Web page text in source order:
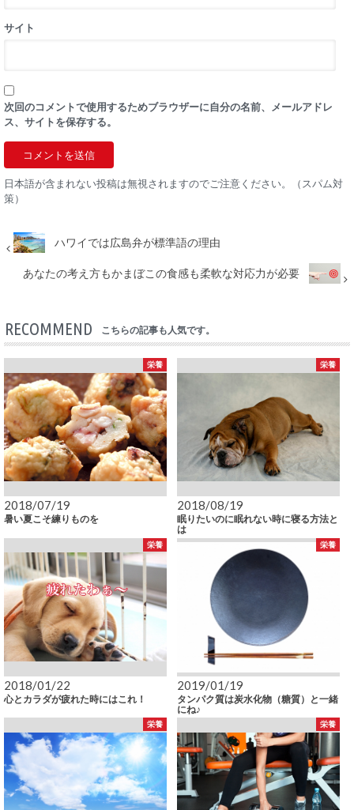
サイト
次回のコメントで使用するためブラウザーに自分の名前、メールアドレ
ス、サイトを保存する。
日本語が含まれない投稿は無視されますのでご注意ください。（スパム対
策）
ハワイでは広島弁が標準語の理由
あなたの考え方もかまぼこの食感も柔軟な対応力が必要
RECOMMEND こちらの記事も人気です。
栄養
2018/07/19
暑い夏こそ練りものを
栄養
2018/08/19
眠りたいのに眠れない時に寝る方法と
は
栄養
2018/01/22
心とカラダが疲れた時にはこれ！
栄養
2019/01/19
タンパク質は炭水化物（糖質）と一緒
にね♪
栄養 栄養